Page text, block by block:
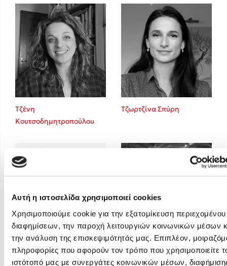
Αυτή η ιστοσελίδα χρησιμοποιεί cookies
Χρησιμοποιούμε cookie για την εξατομίκευση περιεχομένου
διαφημίσεων, την παροχή λειτουργιών κοινωνικών μέσων
την ανάλυση της επισκεψιμότητάς μας. Επιπλέον,
πληροφορίες που αφορούν τον τρόπο που χρησιμοποιείτε
ιστότοπό μας με συνεργάτες κοινωνικών μέσων,
Rebecca Yarros
Teo Benedetti
Τζένη Κουτσοδημητροπούλου
Emily Henry
Ali Hazelwood
Cori Doerrfeld
Pierdomenico Baccalario
Δανάη Ιμπραχήμ
3 βιβλία βασισμένα σε αληθινά γεγονότα!
Τεστ: Ποιο αστυνομικό βιβλίο σου ταιριάζει για το καλοκαίρι;
Μια λέξη που συχνά νιώθεις αλλά την αγνοείς
Τι είναι η νευροποικιλότητα; Η Δρ. Δανάη Δεληγεώργη απαντά!
Συγχαρητήρια, Πέθανες! Μια ξενάγηση στον Άδη της ελληνικής
μυθολογίας
3 βιβλία που μπορείς να διαβάσεις σε μια μέρα!
Εύκολη συνταγή για chicken BBQ pizza από τον Άκη Πετρετζίκη!
Τζένη
Κουτσοδημητροπούλου
Τζωρτζίνα Σπύρη
Τσεντόμια Μιγιάτοβιτς Φλώρα Παπαδοπούλου